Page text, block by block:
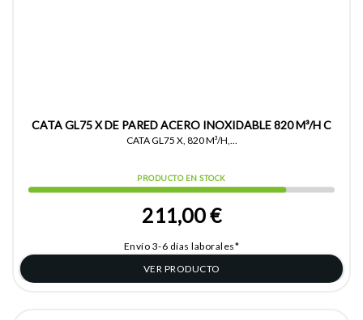
CATA GL75 X DE PARED ACERO INOXIDABLE 820 M³/H C
CATA GL75 X, 820 M³/H,...
PRODUCTO EN STOCK
211,00 €
Envío 3-6 días laborales*
VER PRODUCTO